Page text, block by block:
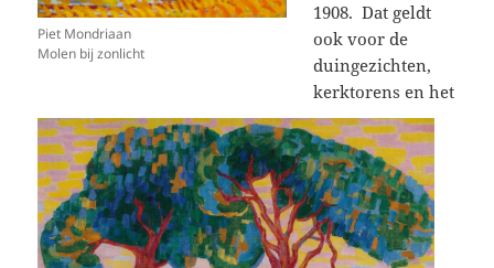
Piet Mondriaan
Molen bij zonlicht
1908. Dat geldt
ook voor de
duingezichten,
kerktorens en het